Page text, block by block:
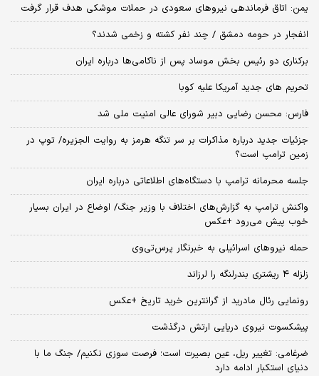
یمن: اتاق فرماندهی نیروهای سعودی در حملات موشکی هدف قرار گرفت
انفجار در حومه دمشق / چند نفر کشته و زخمی شدند؟
برکناری دو رئیس بخش موساد پس از ناکامی‌ها درباره ایران
تحریم های جدید آمریکا علیه کوبا
فارس: محسن رضایی دبیر شورای عالی امنیت ملی شد
جزئیات جدید درباره مذاکرات بر سر تنگه هرمز به روایت الجزیره/ توپ در
زمین ترامپ است؟
جلسه محرمانه ترامپ با دستگاه‌های اطلاعاتی درباره ایران
واکنش ترامپ به گزارش‌های اختلاف با وزیر جنگ/ اوضاع در ایران بسیار
خوب پیش می‌رود +عکس
حمله نیروهای اسرائیلی به خبرنگار پرس‌تی‌وی
زلزله ۴ ریشتری بندرلنگه را لرزاند
رونمایی رئال مادرید از گرانترین خرید تاریخ +عکس
پیشکسوت نیروی دریایی ارتش درگذشت
ضرغامی: تغییر ریل، عین بصیرت است؛ فرصت سوزی نکنیم/ جنگ ما با
دنیای استکبار ادامه دارد